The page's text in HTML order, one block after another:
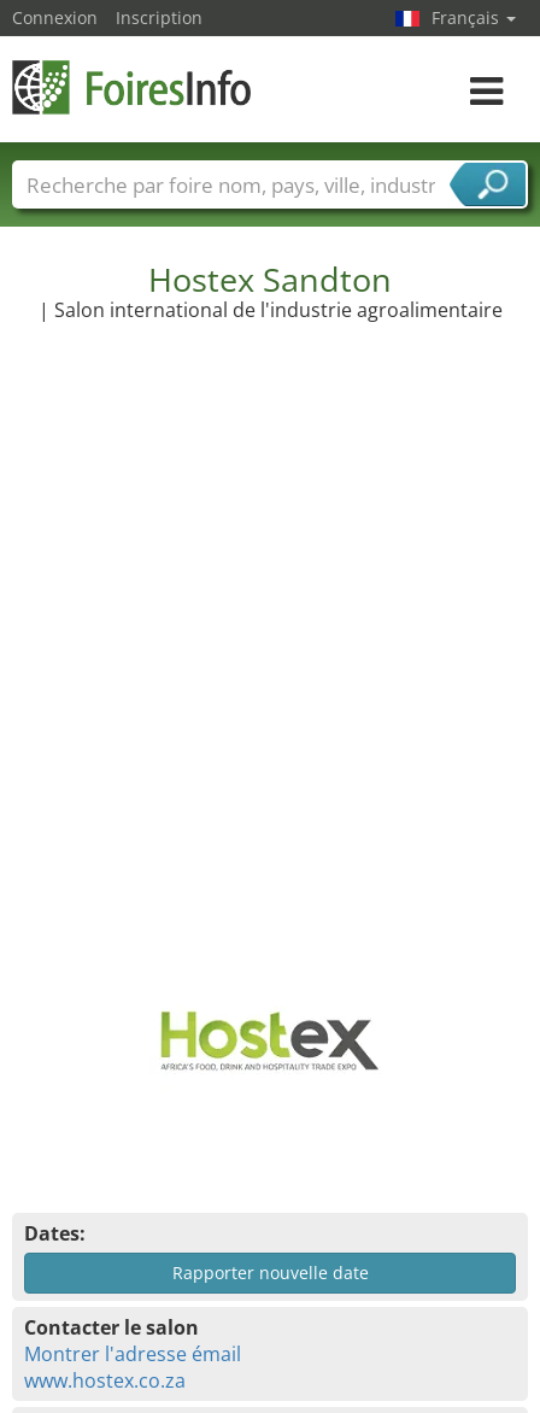
Hostex Sandton
| Salon international de l'industrie agroalimentaire
Dates:
Rapporter nouvelle date
Contacter le salon
Montrer l'adresse émail
www.hostex.co.za
Connexion Inscription Français
Toggle
Foire noms Pays Villes
Secteurs de foire